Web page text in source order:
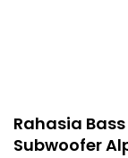
Rahasia
Subwoofer